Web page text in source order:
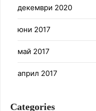
декември 2020
юни 2017
май 2017
април 2017
Categories